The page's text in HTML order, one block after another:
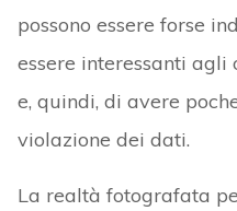
possono essere forse
essere interessanti
e, quindi, di avere
violazione dei dati.
La realtà fotografata